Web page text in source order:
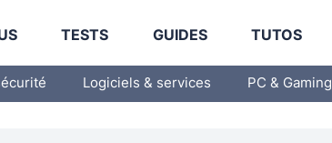
TESTS GUIDES TUTOS
Logiciels & services PC & Gaming